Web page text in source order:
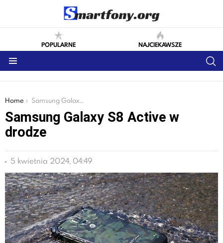
POPULARNE NAJCIEKAWSZE
You are here:
Home Samsung Galaxy S8 Active w drodze
Samsung Galaxy S8 Active w
drodze
5 kwietnia 2024, 04:49